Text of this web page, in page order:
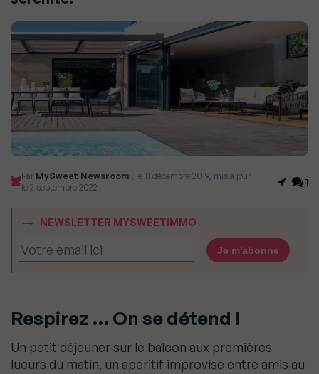
Par MySweet Newsroom , le 11 décembre 2019, mis à jour
le 2 septembre 2022
1
NEWSLETTER MYSWEETIMMO
Respirez … On se détend !
Un petit déjeuner sur le balcon aux premières
lueurs du matin, un apéritif improvisé entre amis au